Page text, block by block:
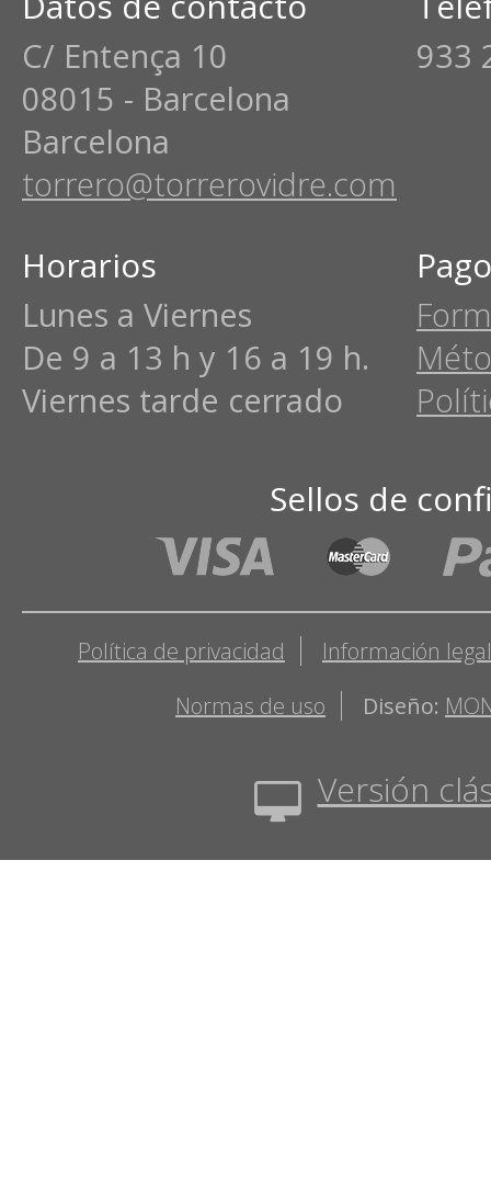
C/ Entença 10
08015 - Barcelona
Barcelona
torrero@torrerovidre.com
933
Horarios
Lunes a Viernes
De 9 a 13 h y 16 a 19 h.
Viernes tarde cerrado
Sellos de
Política de privacidad
Información legal
Normas de uso
Diseño:
Versión